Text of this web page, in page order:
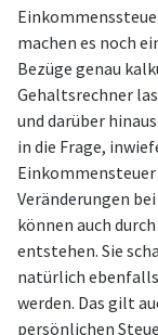
machen es noch
Bezüge genau
Gehaltsrechner
und darüber
in die Frage,
Veränderungen
können auch
entstehen. Sie
natürlich
werden. Das gilt
persönlichen